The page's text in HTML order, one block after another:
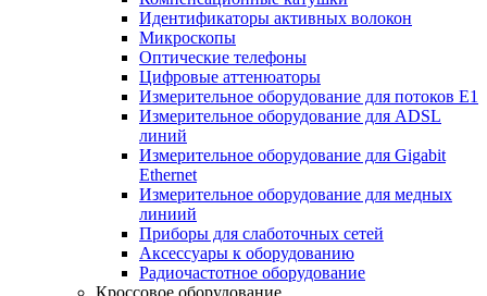
Идентификаторы активных волокон
Микроскопы
Оптические телефоны
Цифровые аттенюаторы
Измерительное оборудование для потоков Е1
Измерительное оборудование для ADSL
линий
Измерительное оборудование для Gigabit
Ethernet
Измерительное оборудование для медных
линиий
Приборы для слаботочных сетей
Аксессуары к оборудованию
Радиочастотное оборудование
Кроссовое оборудование